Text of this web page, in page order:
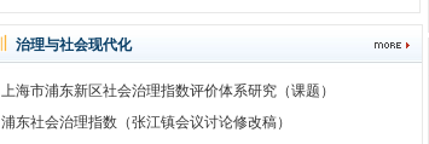
治理与社会现代化
上海市浦东新区社会治理指数评价体系研究（课题）
浦东社会治理指数（张江镇会议讨论修改稿）